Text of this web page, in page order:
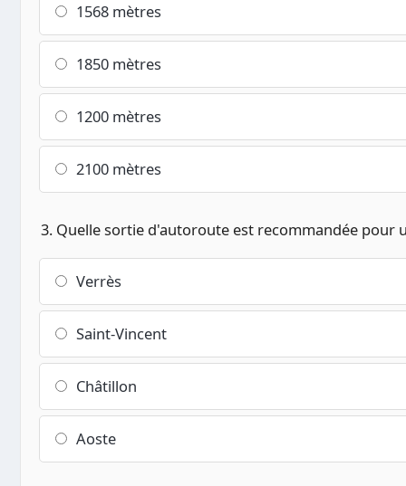
1568 mètres
1850 mètres
1200 mètres
2100 mètres
3. Quelle sortie d'autoroute est recommandée pour
Verrès
Saint-Vincent
Châtillon
Aoste